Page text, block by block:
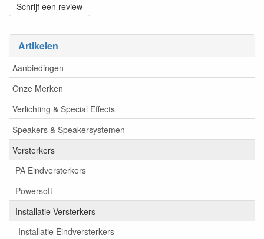
Artikelen
Aanbiedingen
Onze Merken
Verlichting & Special Effects
Speakers & Speakersystemen
Versterkers
PA Eindversterkers
Powersoft
Installatie Versterkers
Installatie Eindversterkers
Schrijf een review